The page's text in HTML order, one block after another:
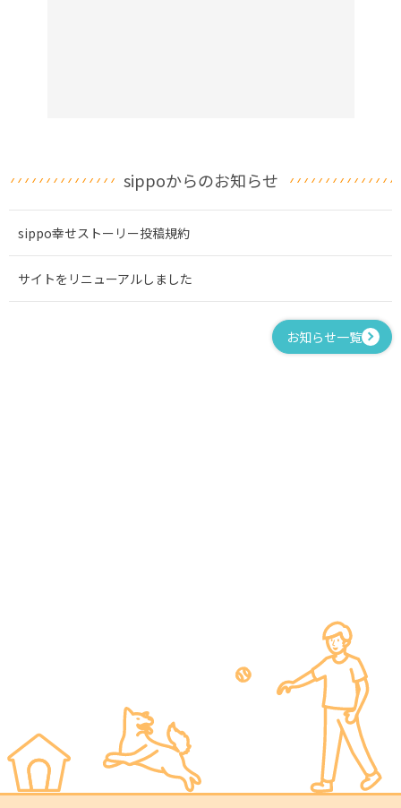
sippoからのお知らせ
sippo幸せストーリー投稿規約
サイトをリニューアルしました
お知らせ一覧